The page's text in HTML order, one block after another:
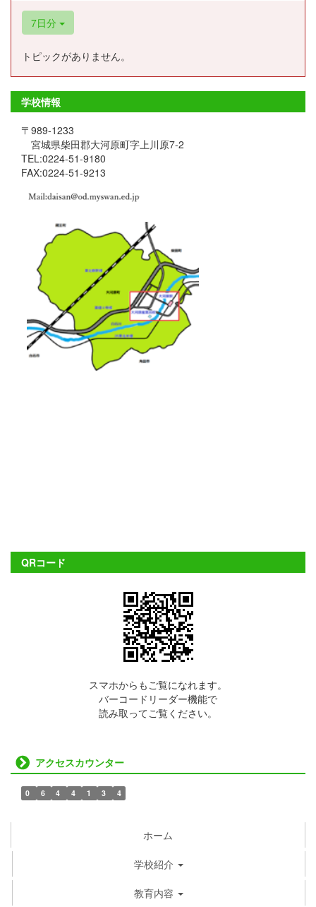
7日分
トピックがありません。
学校情報
〒989-1233
宮城県柴田郡大河原町字上川原7-2
TEL:0224-51-9180
FAX:0224-51-9213
QRコード
スマホからもご覧になれます。
バーコードリーダー機能で
読み取ってご覧ください。
アクセスカウンター
0 6 4 4 1 3 4
ホーム
学校紹介
教育内容